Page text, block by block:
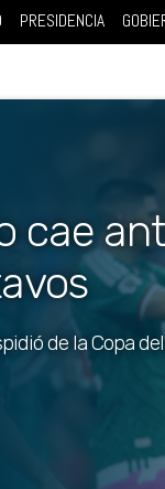
PRESIDENCIA
cae
de la Copa